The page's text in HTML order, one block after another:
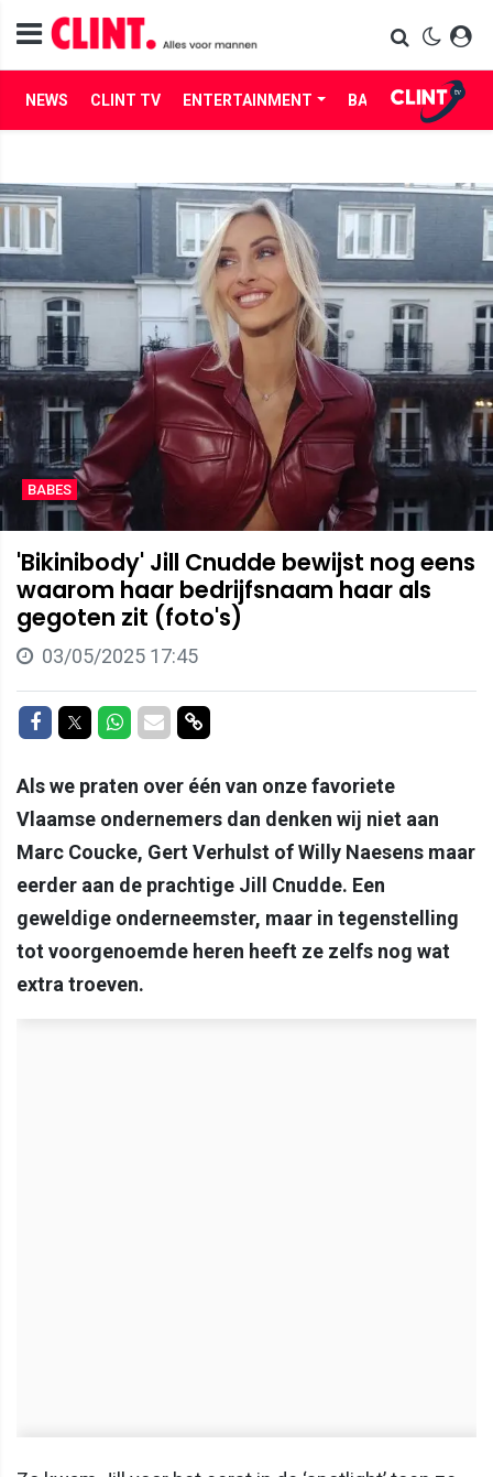
NEWS CLINT TV ENTERTAINMENT BABES LIFE
BABES
'Bikinibody' Jill Cnudde bewijst nog eens
waarom haar bedrijfsnaam haar als
gegoten zit (foto's)
03/05/2025 17:45
Delen op Facebook
Delen op Twitter
Delen op Whatsapp
Delen via Mail
Delen via link
Als we praten over één van onze favoriete
Vlaamse ondernemers dan denken wij niet aan
Marc Coucke, Gert Verhulst of Willy Naesens maar
eerder aan de prachtige Jill Cnudde. Een
geweldige onderneemster, maar in tegenstelling
tot voorgenoemde heren heeft ze zelfs nog wat
extra troeven.